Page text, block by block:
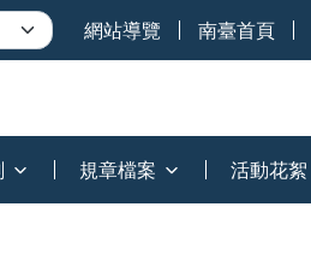
網站導覽 南臺首頁
規章檔案 活動花絮